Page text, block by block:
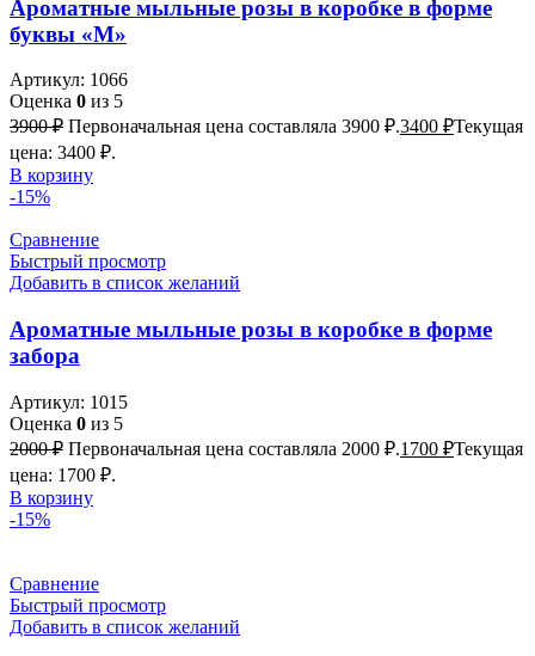
Ароматные мыльные розы в коробке в форме
буквы «М»
Артикул: 1066
Оценка 0 из 5
3900₽ Первоначальная цена составляла 3900 ₽.3400 ₽Текущая
цена: 3400 ₽.
В корзину
-15%
Сравнение
Быстрый просмотр
Добавить в список желаний
Ароматные мыльные розы в коробке в форме
забора
Артикул: 1015
Оценка 0 из 5
2000₽ Первоначальная цена составляла 2000 ₽.1700 ₽Текущая
цена: 1700 ₽.
В корзину
-15%
Сравнение
Быстрый просмотр
Добавить в список желаний